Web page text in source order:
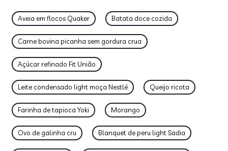
Aveia em flocos Quaker Batata doce cozida
Carne bovina picanha sem gordura crua
Açúcar refinado Fit União
Leite condensado light moça Nestlé Queijo ricota
Farinha de tapioca Yoki Morango
Ovo de galinha cru Blanquet de peru light Sadia